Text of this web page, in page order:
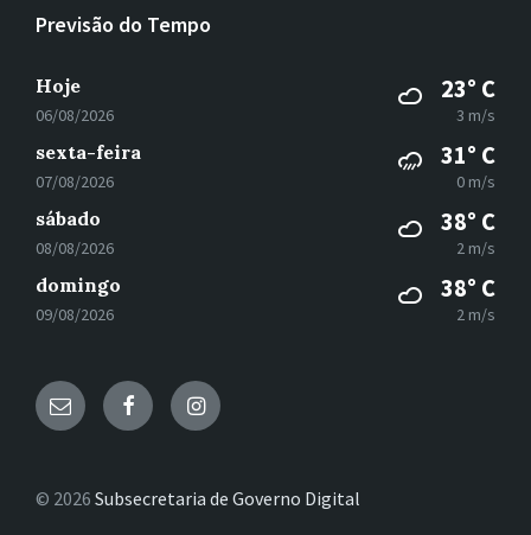
Previsão do Tempo
Hoje
06/08/2026
23° C
3 m/s
sexta-feira
07/08/2026
31° C
0 m/s
sábado
08/08/2026
38° C
2 m/s
domingo
09/08/2026
38° C
2 m/s
E- FacebookInstagram
© 2026 Subsecretaria de Governo Digital